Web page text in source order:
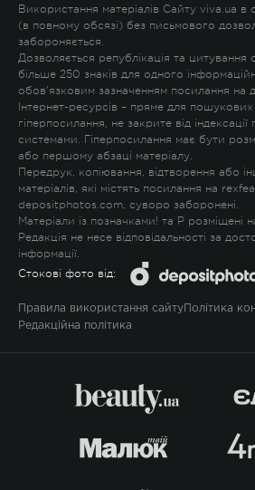
Використання матеріалів Сайту viva.ua в
(в повному обсязі) без письмового
забороняється.
Дозволяється републікація та цитування
більше 250 знаків для одного
обов'язковим зазначенням посилання на
Інтернет-ресурсів – пряме для
гіперпосилання, не закрите від
системами. Гіперпосилання має бути
або першому абзаці матеріалу.
Передрук, копіювання, відтворення або
матеріалів, які містять посилання на
depositphotos.com, суворо заборонені.
Матеріали із позначками! та P розміщені
Редакція не несе відповідальності за
інформації.
Стокові фото від:
Правила використання сайту Політика
Редакційна політика